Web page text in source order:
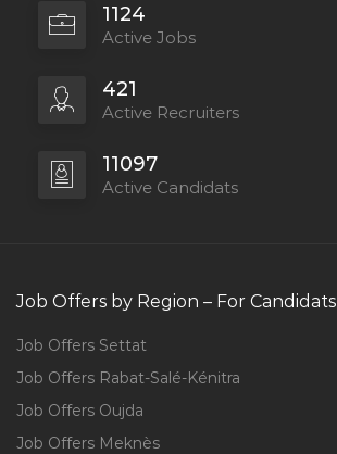
1124
Active Jobs
421
Active Recruiters
11097
Active Candidats
Job Offers by Region – For Candidats
Job Offers Settat
Job Offers Rabat-Salé-Kénitra
Job Offers Oujda
Job Offers Meknès